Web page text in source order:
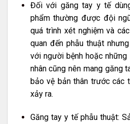
Đối với găng tay y tế
phẩm thường được đội
quá trình xét nghiệm và
quan đến phẫu thuật
với người bệnh hoặc
nhân cũng nên mang găng
bảo vệ bản thân trước các
xảy ra.
Găng tay y tế phẫu thuật: